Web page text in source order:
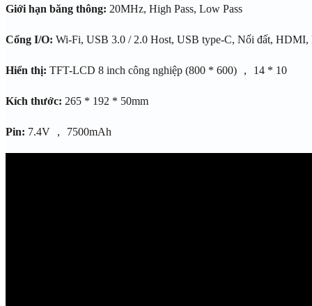
Giới hạn băng thông: 20MHz, High Pass, Low Pass
Cổng I/O: Wi-Fi, USB 3.0 / 2.0 Host, USB type-C, Nối đất, HDMI,
Hiển thị: TFT-LCD 8 inch công nghiệp (800 * 600) ， 14 * 10
Kích thước: 265 * 192 * 50mm
Pin: 7.4V ， 7500mAh